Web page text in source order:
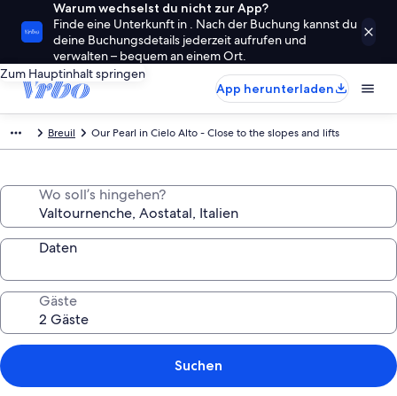
Warum wechselst du nicht zur App?
Finde eine Unterkunft in . Nach der Buchung kannst du
deine Buchungsdetails jederzeit aufrufen und
verwalten – bequem an einem Ort.
Zum Hauptinhalt springen
App herunterladen
Breuil Our Pearl in Cielo Alto - Close to the slopes and lifts
Wo soll’s hingehen?
Daten
Gäste
Suchen